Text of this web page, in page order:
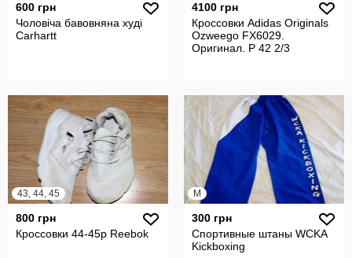
600 грн
Чоловіча бавовняна худі
Carhartt
4100 грн
Кроссовки Adidas Originals
Ozweego FX6029.
Оригинал. Р 42 2/3
43, 44, 45
800 грн
Кроссовки 44-45р Reebok
M
300 грн
Спортивные штаны WCKA
Kickboxing